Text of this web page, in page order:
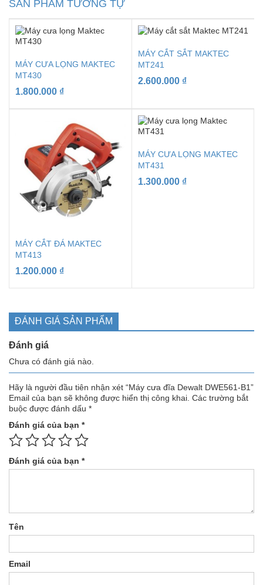
SẢN PHẨM TƯƠNG TỰ
MÁY CƯA LỌNG MAKTEC
MT430
1.800.000 ₫
MÁY CẮT SẮT MAKTEC
MT241
2.600.000 ₫
MÁY CẮT ĐÁ MAKTEC
MT413
1.200.000 ₫
MÁY CƯA LỌNG MAKTEC
MT431
1.300.000 ₫
ĐÁNH GIÁ SẢN PHẨM
Đánh giá
Chưa có đánh giá nào.
Hãy là người đầu tiên nhận xét “Máy cưa đĩa Dewalt DWE561-B1”
Email của bạn sẽ không được hiển thị công khai. Các trường bắt
buộc được đánh dấu *
Đánh giá của bạn *
Đánh giá của bạn *
Tên
Email